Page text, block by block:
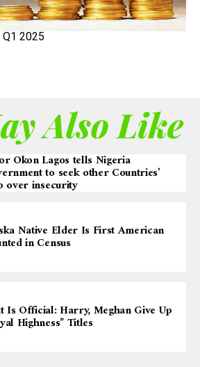
Q1 2025
Also Like
Okon Lagos tells Nigeria
to seek other Countries’
over insecurity
Native Elder Is First American
in Census
Is Official: Harry, Meghan Give Up
Highness” Titles